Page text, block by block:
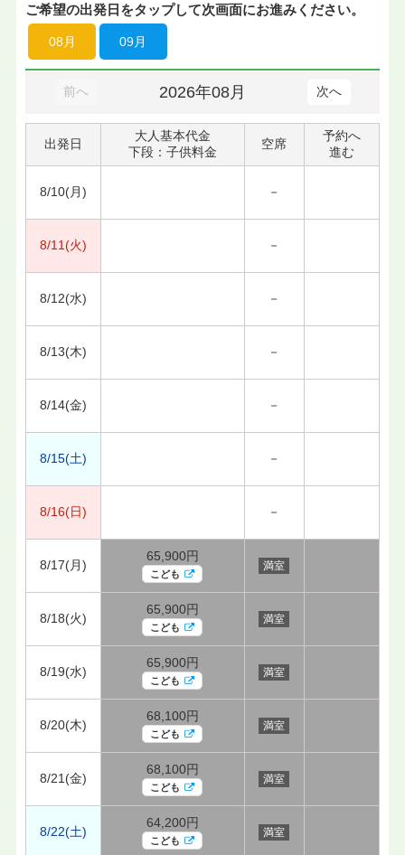
ご希望の出発日をタップして次画面にお進みください。
08月 09月
前へ 2026年08月 次へ
出発日
大人基本代金
下段：子供料金
空席
予約へ
進む
8/10(月) －
8/11(火) －
8/12(水) －
8/13(木) －
8/14(金) －
8/15(土) －
8/16(日) －
8/17(月)
65,900円
こども
満室
8/18(火)
65,900円
こども
満室
8/19(水)
65,900円
こども
満室
8/20(木)
68,100円
こども
満室
8/21(金)
68,100円
こども
満室
8/22(土)
64,200円
こども
満室